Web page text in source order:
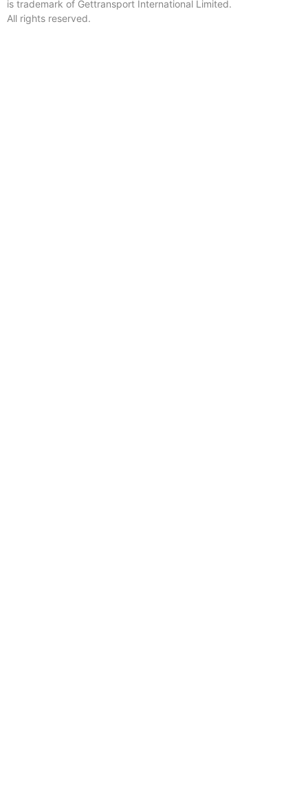
is trademark of Gettransport International Limited.
All rights reserved.